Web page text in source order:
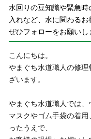
水回りの豆知識や緊急
入れなど、水に関わるお
ぜひフォローをお願いし
こんにちは。
やまぐち水道職人の修
ざいます。
やまぐち水道職人では
マスクやゴム手袋の着
ったうえで、